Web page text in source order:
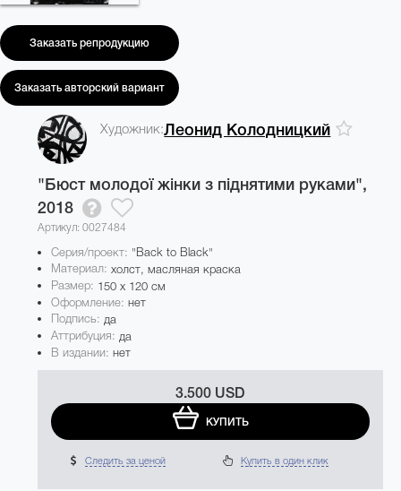
Заказать репродукцию
Заказать авторский вариант
Художник:Леонид Колодницкий
"Бюст молодої жінки з піднятими руками",
2018
Артикул: 0027484
Серия/проект: "Back to Black"
Материал: холст, масляная краска
Размер: 150 x 120 см
Оформление:нет
Подпись: да
Аттрибуция: да
В издании:нет
3.500 USD
КУПИТЬ
Следить за ценой Купить в один клик